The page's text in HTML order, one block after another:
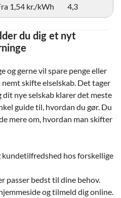
1,54 kr./kWh 4,3
du dig et nyt
og gerne vil spare penge eller
skifte elselskab. Det tager
nye selskab klarer det meste
guide til, hvordan du gør. Du
mere om, hvordan man skifter
kundetilfredshed hos forskellige
passer bedst til dine behov.
og tilmeld dig online.